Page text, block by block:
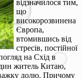
відзначилося тим,
що
високорозвинена
Європа,
втомившись від
стресів, постійної
на Схід в
житель Китаю,
важку долю. Причому